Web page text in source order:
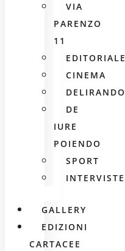
VIA
PARENZO
11
EDITORIALE
CINEMA
DELIRANDO
DE
IURE
POIENDO
SPORT
INTERVISTE
GALLERY
EDIZIONI
CARTACEE